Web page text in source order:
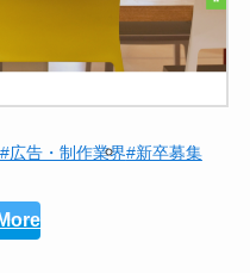
#広告・制作業界#新卒募集